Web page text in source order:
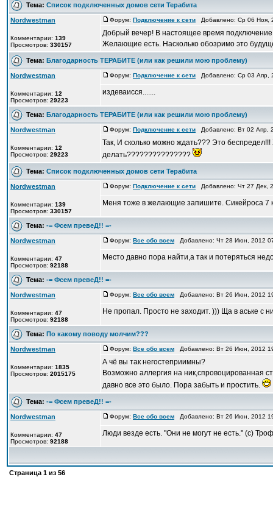
Тема: Список подключенных домов сети Терабита
Nordwestman
Комментарии: 139
Просмотров: 330157
Форум: Подключение к сети Добавлено: Ср 06
Добрый вечер! В настоящее время
Желающие есть. Насколько обозримо это
Тема: Благодарность ТЕРАБИТЕ (или как решили мою проблему)
Nordwestman
Комментарии: 12
Просмотров: 29223
Форум: Подключение к сети Добавлено: Ср 03
издеваисся.......
Тема: Благодарность ТЕРАБИТЕ (или как решили мою проблему)
Nordwestman
Комментарии: 12
Просмотров: 29223
Форум: Подключение к сети Добавлено: Вт 02
Так, И сколько можно ждать??? Это
делать???????????????
Тема: Список подключенных домов сети Терабита
Nordwestman
Комментарии: 139
Просмотров: 330157
Форум: Подключение к сети Добавлено: Чт 27 Дек,
Меня тоже в желающие запишите. Сикейроса 7
Тема: -= Фсем превеД!! =-
Nordwestman
Комментарии: 47
Просмотров: 92188
Форум: Все обо всем Добавлено: Чт 28 Июн, 2012
Место давно пора найти,а так и потеряться
Тема: -= Фсем превеД!! =-
Nordwestman
Комментарии: 47
Просмотров: 92188
Форум: Все обо всем Добавлено: Вт 26 Июн, 2012
Не пропал. Просто не заходит. ))) Ща в аське с
Тема: По какому поводу молчим???
Nordwestman
Комментарии: 1835
Просмотров: 2015175
Форум: Все обо всем Добавлено: Вт 26 Июн, 2012
А чё вы так негостеприимны?
Возможно аллергия на ник,спровоцированная
давно все это было. Пора забыть и простить.
Тема: -= Фсем превеД!! =-
Nordwestman
Комментарии: 47
Просмотров: 92188
Форум: Все обо всем Добавлено: Вт 26 Июн, 2012
Люди везде есть. "Они не могут не есть." (с)
Страница 1 из 56